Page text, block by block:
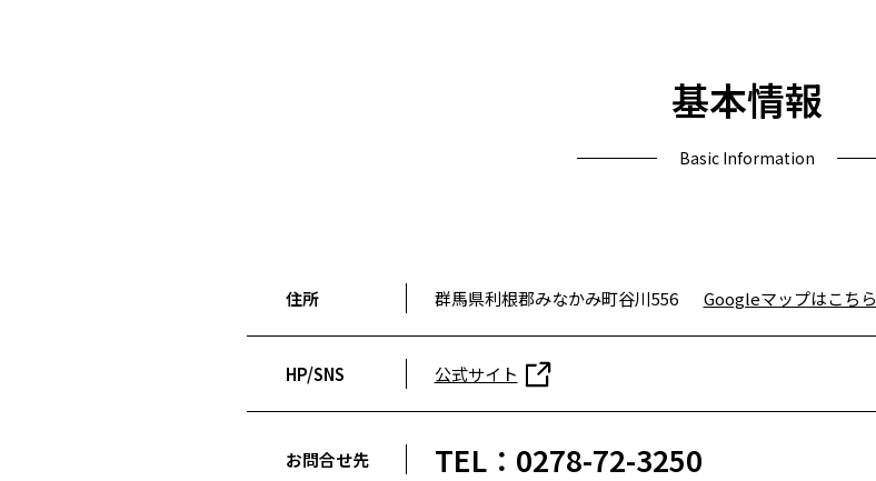
基本情報
Basic Information
住所 群馬県利根郡みなかみ町谷川556 Googleマップはこちら
HP/SNS 公式サイト
お問合せ先 TEL：0278-72-3250